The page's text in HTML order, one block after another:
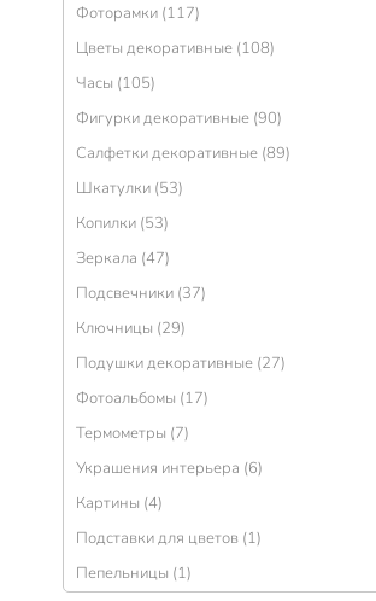
Фоторамки (117)
Цветы декоративные (108)
Часы (105)
Фигурки декоративные (90)
Салфетки декоративные (89)
Шкатулки (53)
Копилки (53)
Зеркала (47)
Подсвечники (37)
Ключницы (29)
Подушки декоративные (27)
Фотоальбомы (17)
Термометры (7)
Украшения интерьера (6)
Картины (4)
Подставки для цветов (1)
Пепельницы (1)